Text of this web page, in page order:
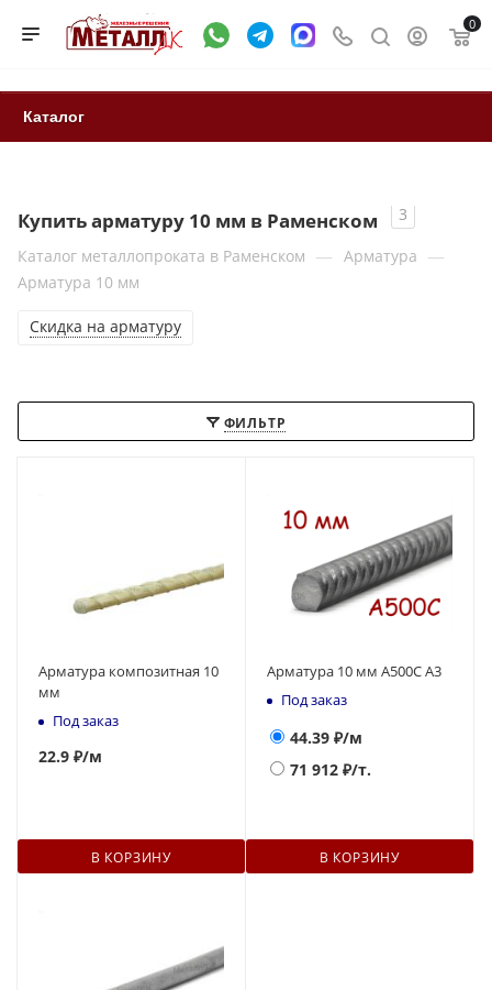
0
Каталог
Купить арматуру 10 мм в Раменском
3
Каталог металлопроката в Раменском — Арматура —
Арматура 10 мм
Скидка на арматуру
ФИЛЬТР
Арматура композитная 10
мм
Под заказ
22.9 ₽/м
В КОРЗИНУ
Арматура 10 мм А500С А3
Под заказ
44.39 ₽/м
71 912 ₽/т.
В КОРЗИНУ